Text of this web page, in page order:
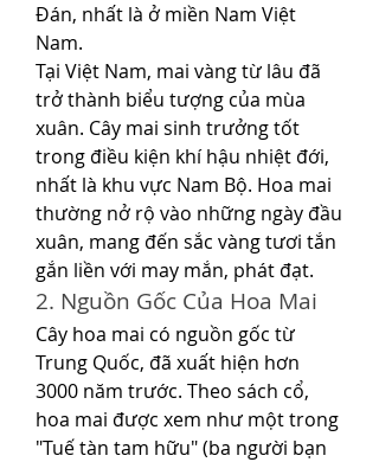
Đán, nhất là ở miền Nam Việt
Nam.
Tại Việt Nam, mai vàng từ lâu đã
trở thành biểu tượng của mùa
xuân. Cây mai sinh trưởng tốt
trong điều kiện khí hậu nhiệt đới,
nhất là khu vực Nam Bộ. Hoa mai
thường nở rộ vào những ngày đầu
xuân, mang đến sắc vàng tươi tắn
gắn liền với may mắn, phát đạt.
2. Nguồn Gốc Của Hoa Mai
Cây hoa mai có nguồn gốc từ
Trung Quốc, đã xuất hiện hơn
3000 năm trước. Theo sách cổ,
hoa mai được xem như một trong
"Tuế tàn tam hữu" (ba người bạn